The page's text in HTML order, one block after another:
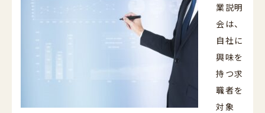
業説明
会は、
自社に
興味を
持つ求
職者を
対象